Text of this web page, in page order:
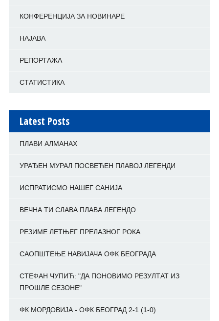
КОНФЕРЕНЦИЈА ЗА НОВИНАРЕ
НАЈАВА
РЕПОРТАЖА
СТАТИСТИКА
Latest Posts
ПЛАВИ АЛМАНАХ
УРАЂЕН МУРАЛ ПОСВЕЋЕН ПЛАВОЈ ЛЕГЕНДИ
ИСПРАТИСМО НАШЕГ САНИЈА
ВЕЧНА ТИ СЛАВА ПЛАВА ЛЕГЕНДО
РЕЗИМЕ ЛЕТЊЕГ ПРЕЛАЗНОГ РОКА
САОПШТЕЊЕ НАВИЈАЧА ОФК БЕОГРАДА
СТЕФАН ЧУПИЋ: "ДА ПОНОВИМО РЕЗУЛТАТ ИЗ
ПРОШЛЕ СЕЗОНЕ"
ФК МОРДОВИЈА - ОФК БЕОГРАД 2-1 (1-0)